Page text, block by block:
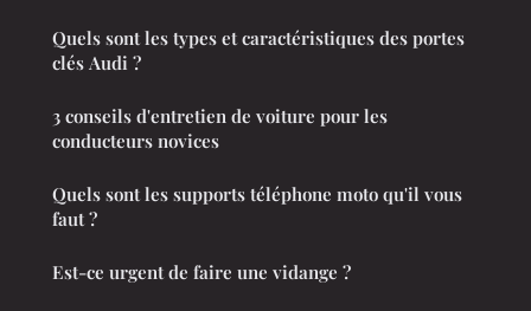
Quels sont les types et caractéristiques des portes
clés Audi ?
3 conseils d'entretien de voiture pour les
conducteurs novices
Quels sont les supports téléphone moto qu'il vous
faut ?
Est-ce urgent de faire une vidange ?